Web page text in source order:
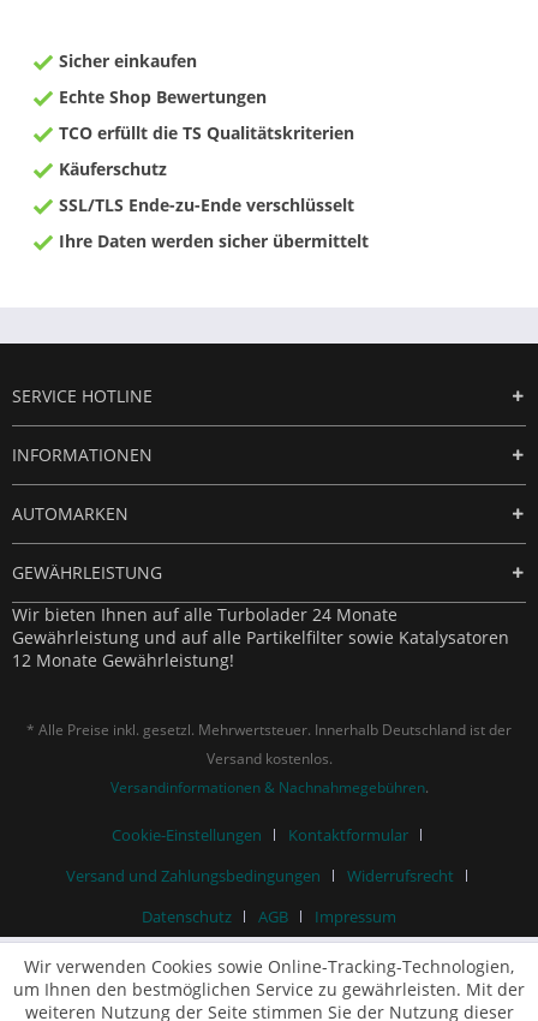
Sicher einkaufen
Echte Shop Bewertungen
TCO erfüllt die TS Qualitätskriterien
Käuferschutz
SSL/TLS Ende-zu-Ende verschlüsselt
Ihre Daten werden sicher übermittelt
SERVICE HOTLINE
INFORMATIONEN
AUTOMARKEN
GEWÄHRLEISTUNG
Wir bieten Ihnen auf alle Turbolader 24 Monate
Gewährleistung und auf alle Partikelfilter sowie Katalysatoren
12 Monate Gewährleistung!
* Alle Preise inkl. gesetzl. Mehrwertsteuer. Innerhalb Deutschland ist der
Versand kostenlos.
Versandinformationen & Nachnahmegebühren.
Cookie-Einstellungen
Kontaktformular
Versand und Zahlungsbedingungen
Widerrufsrecht
Datenschutz
AGB Impressum
Wir verwenden Cookies sowie Online-Tracking-Technologien,
um Ihnen den bestmöglichen Service zu gewährleisten. Mit der
weiteren Nutzung der Seite stimmen Sie der Nutzung dieser